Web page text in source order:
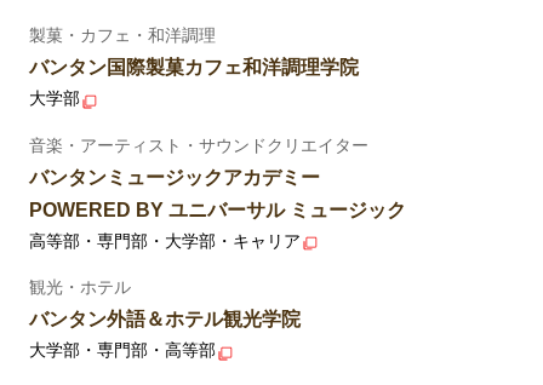
製菓・カフェ・和洋調理
バンタン国際製菓カフェ和洋調理学院
大学部
音楽・アーティスト・サウンドクリエイター
バンタンミュージックアカデミー
POWERED BY ユニバーサル ミュージック
高等部・専門部・大学部・キャリア
観光・ホテル
バンタン外語＆ホテル観光学院
大学部・専門部・高等部